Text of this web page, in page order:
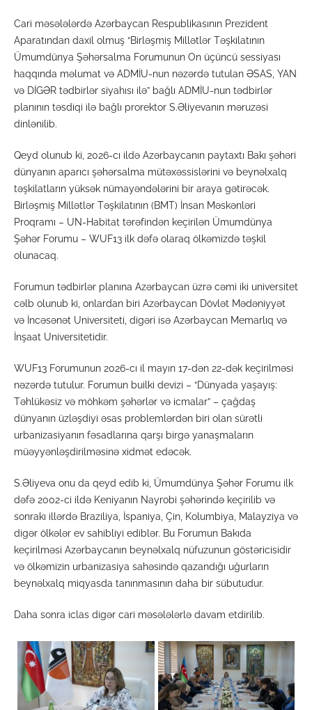
Cari məsələlərdə Azərbaycan Respublikasının Prezident
Aparatından daxil olmuş “Birləşmiş Millətlər Təşkilatının
Ümumdünya Şəhərsalma Forumunun On üçüncü sessiyası
haqqında məlumat və ADMİU-nun nəzərdə tutulan ƏSAS, YAN
və DİGƏR tədbirlər siyahısı ilə” bağlı ADMİU-nun tədbirlər
planının təsdiqi ilə bağlı prorektor S.Əliyevanın məruzəsi
dinlənilib.
Qeyd olunub ki, 2026-cı ildə Azərbaycanın paytaxtı Bakı şəhəri
dünyanın aparıcı şəhərsalma mütəxəssislərini və beynəlxalq
təşkilatların yüksək nümayəndələrini bir araya gətirəcək.
Birləşmiş Millətlər Təşkilatının (BMT) İnsan Məskənləri
Proqramı – UN-Habitat tərəfindən keçirilən Ümumdünya
Şəhər Forumu – WUF13 ilk dəfə olaraq ölkəmizdə təşkil
olunacaq.
Forumun tədbirlər planına Azərbaycan üzrə cəmi iki universitet
cəlb olunub ki, onlardan biri Azərbaycan Dövlət Mədəniyyət
və İncəsənət Universiteti, digəri isə Azərbaycan Memarlıq və
İnşaat Universitetidir.
WUF13 Forumunun 2026-cı il mayın 17-dən 22-dək keçirilməsi
nəzərdə tutulur. Forumun builki devizi – “Dünyada yaşayış:
Təhlükəsiz və möhkəm şəhərlər və icmalar” – çağdaş
dünyanın üzləşdiyi əsas problemlərdən biri olan sürətli
urbanizasiyanın fəsadlarına qarşı birgə yanaşmaların
müəyyənləşdirilməsinə xidmət edəcək.
S.Əliyeva onu da qeyd edib ki, Ümumdünya Şəhər Forumu ilk
dəfə 2002-ci ildə Keniyanın Nayrobi şəhərində keçirilib və
sonrakı illərdə Braziliya, İspaniya, Çin, Kolumbiya, Malayziya və
digər ölkələr ev sahibliyi ediblər. Bu Forumun Bakıda
keçirilməsi Azərbaycanın beynəlxalq nüfuzunun göstəricisidir
və ölkəmizin urbanizasiya sahəsində qazandığı uğurların
beynəlxalq miqyasda tanınmasının daha bir sübutudur.
Daha sonra iclas digər cari məsələlərlə davam etdirilib.